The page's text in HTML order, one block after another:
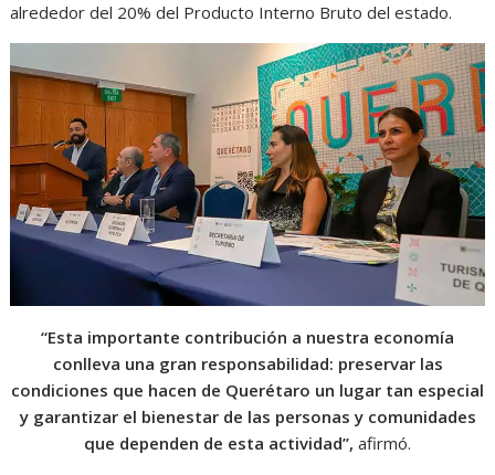
alrededor del 20% del Producto Interno Bruto del estado.
“Esta importante contribución a nuestra economía
conlleva una gran responsabilidad: preservar las
condiciones que hacen de Querétaro un lugar tan especial
y garantizar el bienestar de las personas y comunidades
que dependen de esta actividad”, afirmó.